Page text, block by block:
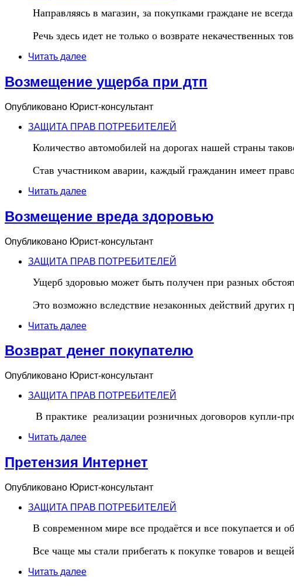
Направляясь в магазин, за покупками граждане не
Речь здесь идет не только о возврате некачественных
Читать далее
Возмещение ущерба при дтп
Опубликовано Юрист-консультант
ЗАЩИТА ПРАВ ПОТРЕБИТЕЛЕЙ
Количество автомобилей на дорогах нашей страны
Став участником аварии, каждый гражданин имеет
Читать далее
Возмещение вреда здоровью
Опубликовано Юрист-консультант
ЗАЩИТА ПРАВ ПОТРЕБИТЕЛЕЙ
Ущерб здоровью может быть получен при разных
Это возможно вследствие незаконных действий других
Читать далее
Возврат денег покупателю
Опубликовано Юрист-консультант
ЗАЩИТА ПРАВ ПОТРЕБИТЕЛЕЙ
В практике реализации розничных договоров купли-
Читать далее
Претензия Интернет
Опубликовано Юрист-консультант
ЗАЩИТА ПРАВ ПОТРЕБИТЕЛЕЙ
В современном мире все продаётся и все покупается и
Все чаще мы стали прибегать к покупке товаров и
Читать далее